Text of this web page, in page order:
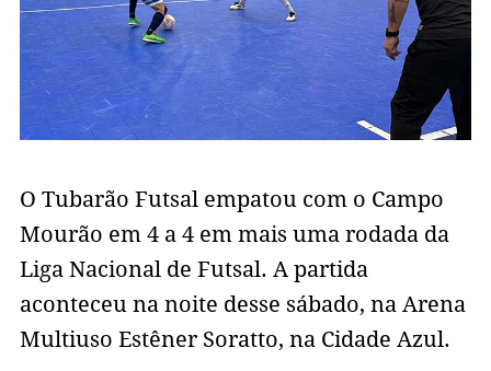
O Tubarão Futsal empatou com o Campo
Mourão em 4 a 4 em mais uma rodada da
Liga Nacional de Futsal. A partida
aconteceu na noite desse sábado, na Arena
Multiuso Estêner Soratto, na Cidade Azul.